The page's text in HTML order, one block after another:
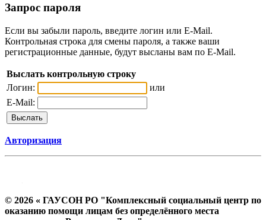
Запрос пароля
Если вы забыли пароль, введите логин или E-Mail.
Контрольная строка для смены пароля, а также ваши
регистрационные данные, будут высланы вам по E-Mail.
Выслать контрольную строку
Логин:
или
E-Mail:
Авторизация
© 2026 « ГАУСОН РО "Комплексный социальный центр по
оказанию помощи лицам без определённого места